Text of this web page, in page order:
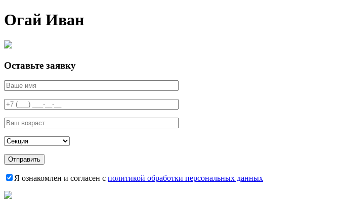
Огай Иван
Оставьте заявку
Я ознакомлен и согласен с политикой обработки персональных данных